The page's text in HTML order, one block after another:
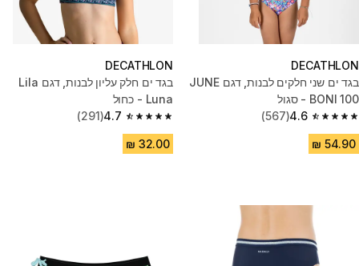
DECATHLON
בגד ים שני חלקים לבנות, דגם JUNE
BONI 100 - סגול
4.6
4.6 out of 5 stars from 567 reviews
(567)
DECATHLON
בגד ים חלק עליון לבנות, דגם Lila
Luna - כחול
4.7
4.7 out of 5 stars from 291 reviews
(291)